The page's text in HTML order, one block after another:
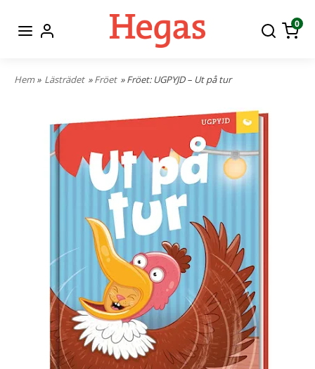
0
Hem» Lästrädet »Fröet » Fröet: UGPYJD – Ut på tur